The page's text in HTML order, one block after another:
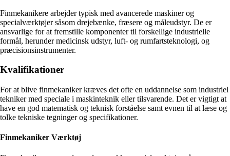
Finmekanikere arbejder typisk med avancerede maskiner og
specialværktøjer såsom drejebænke, fræsere og måleudstyr. De er
ansvarlige for at fremstille komponenter til forskellige industrielle
formål, herunder medicinsk udstyr, luft- og rumfartsteknologi, og
præcisionsinstrumenter.
Kvalifikationer
For at blive finmekaniker kræves det ofte en uddannelse som industriel
tekniker med speciale i maskinteknik eller tilsvarende. Det er vigtigt at
have en god matematisk og teknisk forståelse samt evnen til at læse og
tolke tekniske tegninger og specifikationer.
Finmekaniker Værktøj